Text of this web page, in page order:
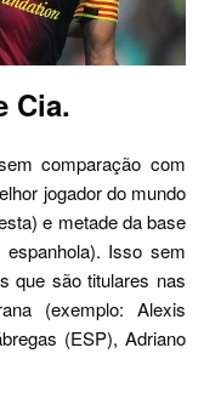
Cia.
comparação com
jogador do mundo
e metade da base
Isso sem
que são titulares nas
(exemplo: Alexis
(ESP), Adriano